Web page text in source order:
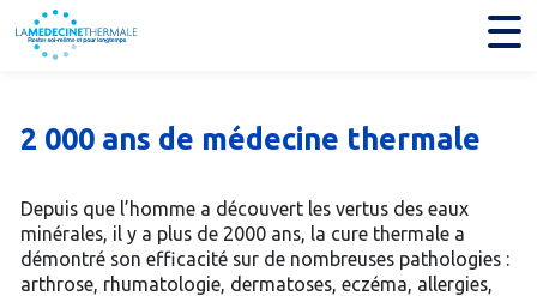
2 000 ans de médecine thermale
Depuis que l’homme a découvert les vertus des eaux
minérales, il y a plus de 2000 ans, la cure thermale a
démontré son efficacité sur de nombreuses pathologies :
arthrose, rhumatologie, dermatoses, eczéma, allergies,